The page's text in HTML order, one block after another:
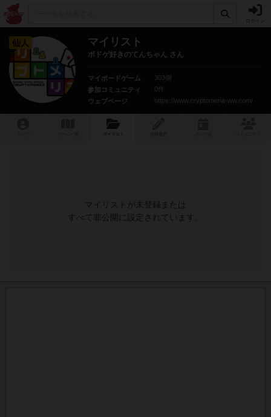
仙人 マイリスト
ボドゲ好きのてんちゃん さん
マイボードゲーム
303個
参加コミュニティ
0件
ウェブページ
https://www.cryptomeria-ww.com/
マイリスト
マイリストが未登録または
すべて非公開に設定されています。